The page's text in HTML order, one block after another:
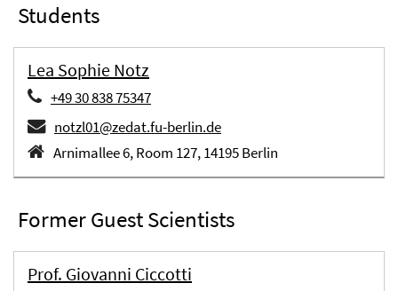
Students
Lea Sophie Notz
+49 30 838 75347
notzl01@zedat.fu-berlin.de
Arnimallee 6, Room 127, 14195 Berlin
Former Guest Scientists
Prof. Giovanni Ciccotti